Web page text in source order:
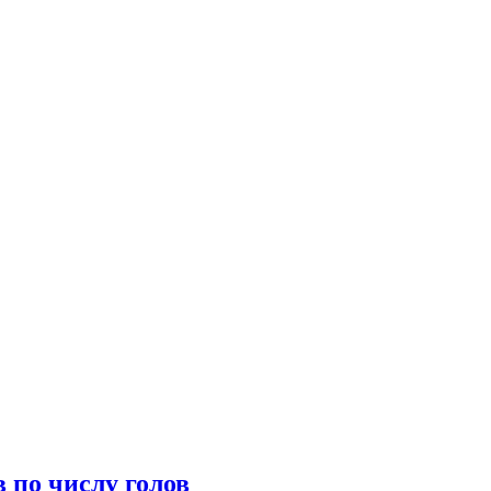
числу голов